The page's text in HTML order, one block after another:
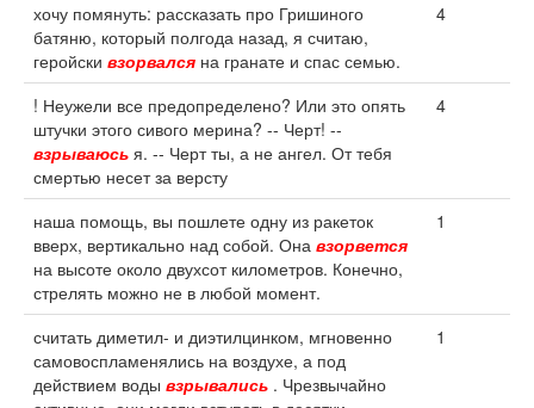
хочу помянуть: рассказать про Гришиного
батяню, который полгода назад, я считаю,
геройски взорвался на гранате и спас семью.
4
! Неужели все предопределено? Или это опять
штучки этого сивого мерина? -- Черт! --
взрываюсь я. -- Черт ты, а не ангел. От тебя
смертью несет за версту
4
наша помощь, вы пошлете одну из ракеток
вверх, вертикально над собой. Она взорвется
на высоте около двухсот километров. Конечно,
стрелять можно не в любой момент.
1
считать диметил- и диэтилцинком, мгновенно
самовоспламенялись на воздухе, а под
действием воды взрывались . Чрезвычайно
1